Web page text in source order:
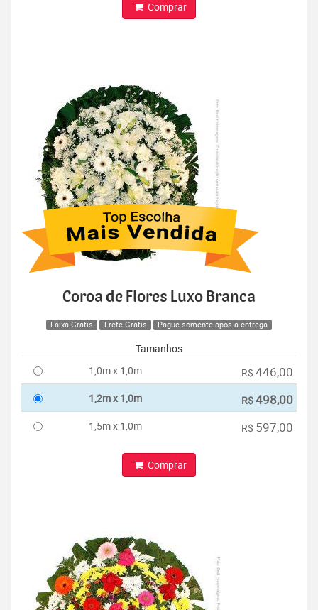
Comprar
Coroa de Flores Luxo Branca
Faixa Grátis Frete Grátis Pague somente após a entrega
Tamanhos
1,0m x 1,0m
R$ 446,00
1,2m x 1,0m R$498,00
1,5m x 1,0m R$ 597,00
Comprar